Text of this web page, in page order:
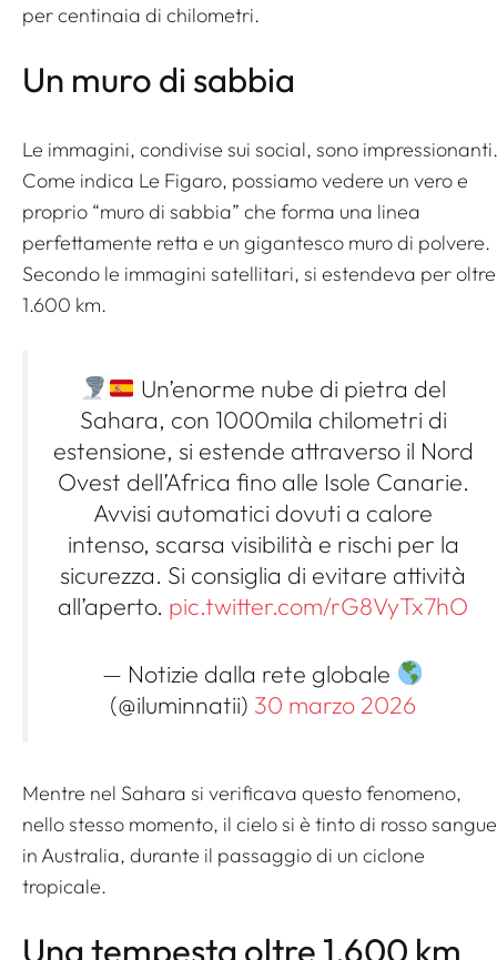
per centinaia di chilometri.
Un muro di sabbia
Le immagini, condivise sui social, sono impressionanti.
Come indica Le Figaro, possiamo vedere un vero e
proprio “muro di sabbia” che forma una linea
perfettamente retta e un gigantesco muro di polvere.
Secondo le immagini satellitari, si estendeva per oltre
1.600 km.
Un’enorme nube di pietra del
Sahara, con 1000mila chilometri di
estensione, si estende attraverso il Nord
Ovest dell’Africa fino alle Isole Canarie.
Avvisi automatici dovuti a calore
intenso, scarsa visibilità e rischi per la
sicurezza. Si consiglia di evitare attività
all’aperto. pic.twitter.com/rG8VyTx7hO
— Notizie dalla rete globale
(@iluminnatii) 30 marzo 2026
Mentre nel Sahara si verificava questo fenomeno,
nello stesso momento, il cielo si è tinto di rosso sangue
in Australia, durante il passaggio di un ciclone
tropicale.
Una tempesta oltre 1.600 km